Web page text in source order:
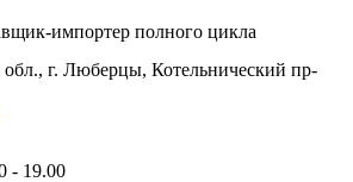
импортер полного цикла
обл., г. Люберцы, Котельнический пр-
- 19.00